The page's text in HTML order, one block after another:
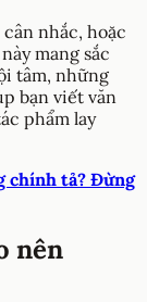
nhắc, hoặc
mang sắc
tâm, những
bạn viết văn
phẩm lay
chính tả? Đừng
nên